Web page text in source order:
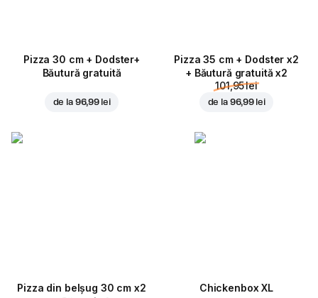
Pizza 30 cm + Dodster+
Băutură gratuită
de la 96,99 lei
Pizza 35 cm + Dodster x2
+ Băutură gratuită x2
101,95 lei
de la 96,99 lei
Pizza din belșug 30 cm x2
Chickenbox XL